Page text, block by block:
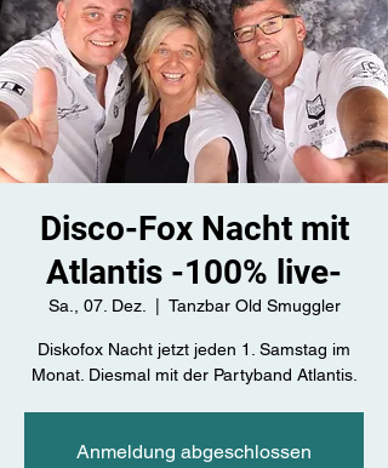
Disco-Fox Nacht mit
Atlantis -100% live-
Sa., 07. Dez. Tanzbar Old Smuggler
Diskofox Nacht jetzt jeden 1. Samstag im
Monat. Diesmal mit der Partyband Atlantis.
Anmeldung abgeschlossen